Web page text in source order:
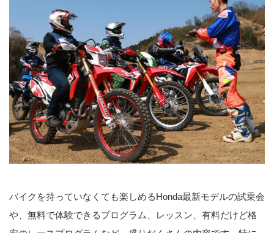
バイクを持っていなくても楽しめるHonda最新モデルの試乗会
や、無料で体験できるプログラム、レッスン、有料だけど格